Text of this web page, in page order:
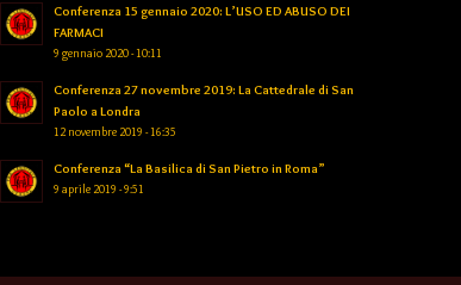
Conferenza 15 gennaio 2020: L’USO ED ABUSO DEI
FARMACI
9 gennaio 2020 - 10:11
Conferenza 27 novembre 2019: La Cattedrale di San
Paolo a Londra
12 novembre 2019 - 16:35
Conferenza “La Basilica di San Pietro in Roma”
9 aprile 2019 - 9:51